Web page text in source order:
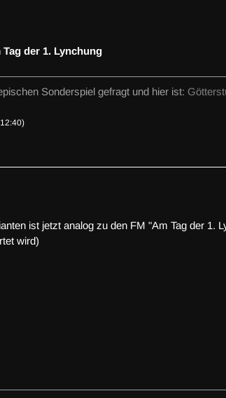
der 1. Lynchung
Sonderspiel gefragt und hier ist:
)
ist jetzt analog zu den FM "Am Tag der 1.
wird)